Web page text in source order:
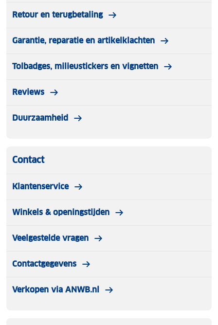
Retour en terugbetaling
Garantie, reparatie en artikelklachten
Tolbadges, milieustickers en vignetten
Reviews
Duurzaamheid
Contact
Klantenservice
Winkels & openingstijden
Veelgestelde vragen
Contactgegevens
Verkopen via ANWB.nl